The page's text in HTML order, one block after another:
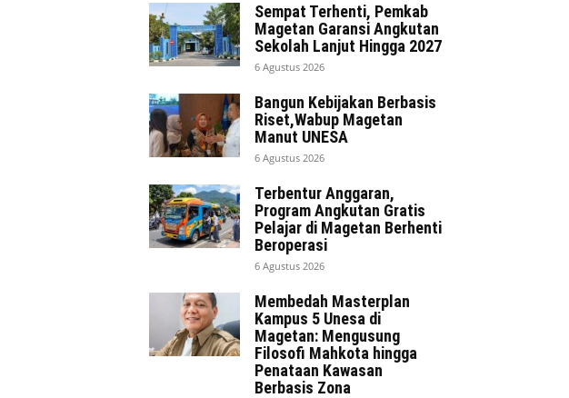
Sempat Terhenti, Pemkab
Magetan Garansi Angkutan
Sekolah Lanjut Hingga 2027
6 Agustus 2026
Bangun Kebijakan Berbasis
Riset,Wabup Magetan
Manut UNESA
6 Agustus 2026
Terbentur Anggaran,
Program Angkutan Gratis
Pelajar di Magetan Berhenti
Beroperasi
6 Agustus 2026
Membedah Masterplan
Kampus 5 Unesa di
Magetan: Mengusung
Filosofi Mahkota hingga
Penataan Kawasan
Berbasis Zona